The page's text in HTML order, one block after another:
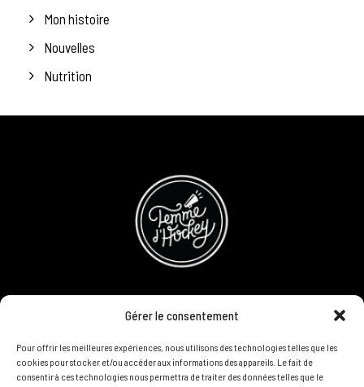
Gérer le consentement
Pour offrir les meilleures expériences, nous utilisons des technologies telles que les
cookies pour stocker et/ou accéder aux informations des appareils. Le fait de
consentir à ces technologies nous permettra de traiter des données telles que le
Mon histoire
Nouvelles
Nutrition
CONCOURS
DEVENIR PARTENAIRE